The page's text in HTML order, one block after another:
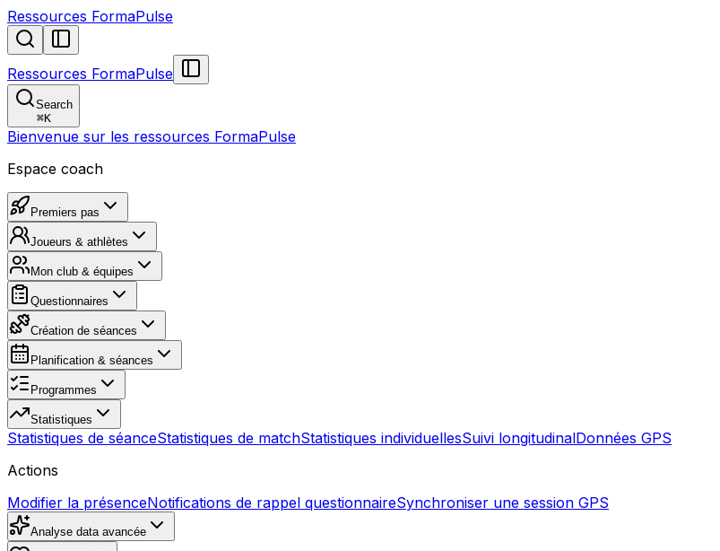
Ressources FormaPulse
Ressources FormaPulse
Search
⌘K
Bienvenue sur les ressources FormaPulse
Espace coach
Premiers pas
Joueurs & athlètes
Mon club & équipes
Questionnaires
Création de séances
Planification & séances
Programmes
Statistiques
Statistiques de séanceStatistiques de matchStatistiques individuellesSuivi longitudinalDonnées GPS
Actions
Modifier la présenceNotifications de rappel questionnaireSynchroniser une session GPS
Analyse data avancée